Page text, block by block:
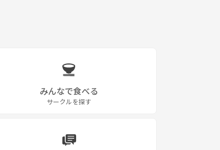
みんなで食べる
サークルを探す